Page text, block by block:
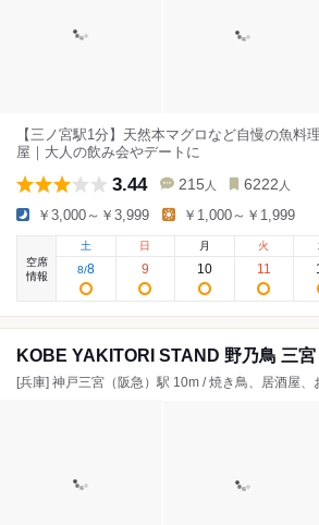
【三ノ宮駅1分】天然本マグロなど自慢の魚料
屋｜大人の飲み会やデートに
3.44 215 人 6222 人
￥3,000～￥3,999 ￥1,000～￥1,999
空席
情報
土
8/8
日
9
月
10
火
11
KOBE YAKITORI STAND 野乃鳥 三宮
[兵庫] 神戸三宮（阪急）駅 10m / 焼き鳥、居酒屋、